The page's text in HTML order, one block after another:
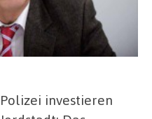
investieren